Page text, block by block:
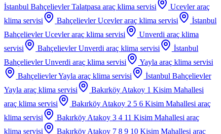
İstanbul Bahçelievler Talatpasa araç klima servisi Ucevler araç
klima servisi
Bahçelievler Ucevler araç klima servisi
İstanbul
Bahçelievler Ucevler araç klima servisi Unverdi araç klima
servisi
Bahçelievler Unverdi araç klima servisi
İstanbul
Bahçelievler Unverdi araç klima servisi Yayla araç klima servisi
Bahçelievler Yayla araç klima servisi
İstanbul Bahçelievler
Yayla araç klima servisi
Bakırköy Atakoy 1 Kisim Mahallesi
araç klima servisi
Bakırköy Atakoy 2 5 6 Kisim Mahallesi araç
klima servisi
Bakırköy Atakoy 3 4 11 Kisim Mahallesi araç
klima servisi
Bakırköy Atakoy 7 8 9 10 Kisim Mahallesi araç